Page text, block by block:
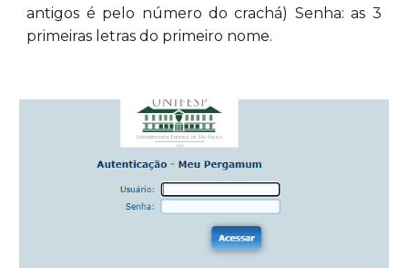
antigos é pelo número do crachá) Senha: as 3
primeiras letras do primeiro nome.